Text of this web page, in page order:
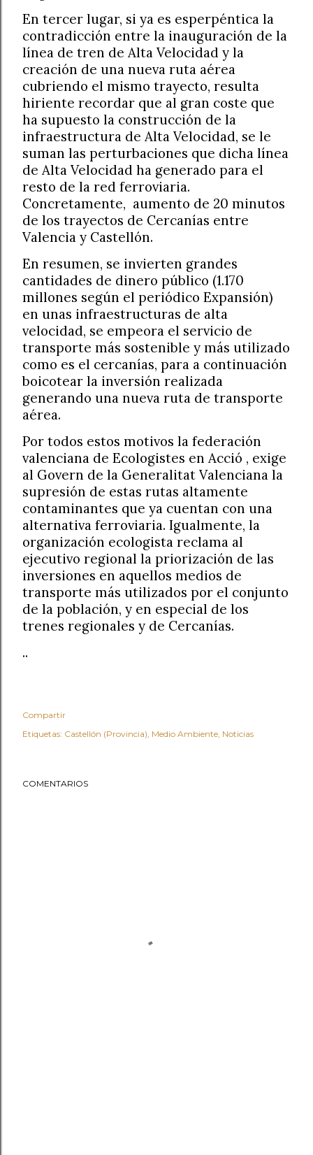
En tercer lugar, si ya es esperpéntica la
contradicción entre la inauguración de la
línea de tren de Alta Velocidad y la
creación de una nueva ruta aérea
cubriendo el mismo trayecto, resulta
hiriente recordar que al gran coste que
ha supuesto la construcción de la
infraestructura de Alta Velocidad, se le
suman las perturbaciones que dicha línea
de Alta Velocidad ha generado para el
resto de la red ferroviaria.
Concretamente, aumento de 20 minutos
de los trayectos de Cercanías entre
Valencia y Castellón.
En resumen, se invierten grandes
cantidades de dinero público (1.170
millones según el periódico Expansión)
en unas infraestructuras de alta
velocidad, se empeora el servicio de
transporte más sostenible y más utilizado
como es el cercanías, para a continuación
boicotear la inversión realizada
generando una nueva ruta de transporte
aérea.
Por todos estos motivos la federación
valenciana de Ecologistes en Acció , exige
al Govern de la Generalitat Valenciana la
supresión de estas rutas altamente
contaminantes que ya cuentan con una
alternativa ferroviaria. Igualmente, la
organización ecologista reclama al
ejecutivo regional la priorización de las
inversiones en aquellos medios de
transporte más utilizados por el conjunto
de la población, y en especial de los
trenes regionales y de Cercanías.
..
Compartir
Etiquetas: Castellón (Provincia) Medio Ambiente Noticias
COMENTARIOS